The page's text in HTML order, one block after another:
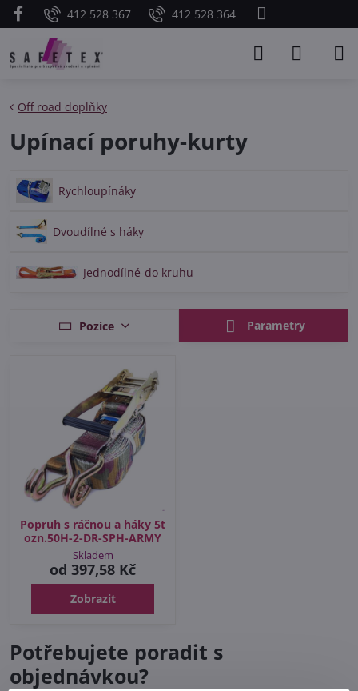
412 528 367 412 528 364
Off road doplňky
Upínací poruhy-kurty
Rychloupínáky
Dvoudílné s háky
Jednodílné-do kruhu
Pozice Parametry
Popruh s ráčnou a háky 5t
ozn.50H-2-DR-SPH-ARMY
Skladem
od 397,58 Kč
Zobrazit
Potřebujete poradit s
objednávkou?